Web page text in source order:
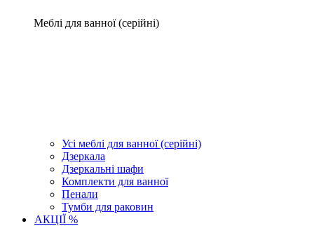
Меблі для ванної (серійні)
Усі меблі для ванної (серійні)
Дзеркала
Дзеркальні шафи
Комплекти для ванної
Пенали
Тумби для раковин
АКЦІЇ %